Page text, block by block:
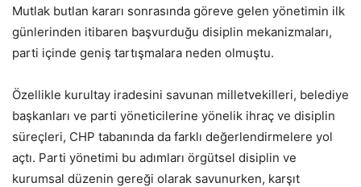
Mutlak butlan kararı sonrasında göreve gelen yönetimin ilk
günlerinden itibaren başvurduğu disiplin mekanizmaları,
parti içinde geniş tartışmalara neden olmuştu.
Özellikle kurultay iradesini savunan milletvekilleri, belediye
başkanları ve parti yöneticilerine yönelik ihraç ve disiplin
süreçleri, CHP tabanında da farklı değerlendirmelere yol
açtı. Parti yönetimi bu adımları örgütsel disiplin ve
kurumsal düzenin gereği olarak savunurken, karşıt